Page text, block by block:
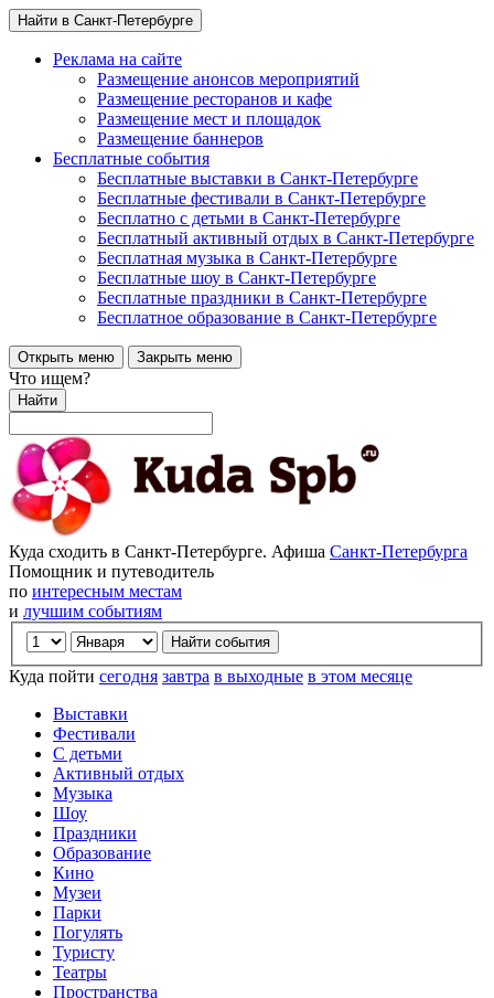
Найти в Санкт-Петербурге
Реклама на сайте
Размещение анонсов мероприятий
Размещение ресторанов и кафе
Размещение мест и площадок
Размещение баннеров
Бесплатные события
Бесплатные выставки в Санкт-Петербурге
Бесплатные фестивали в Санкт-Петербурге
Бесплатно с детьми в Санкт-Петербурге
Бесплатный активный отдых в Санкт-Петербурге
Бесплатная музыка в Санкт-Петербурге
Бесплатные шоу в Санкт-Петербурге
Бесплатные праздники в Санкт-Петербурге
Бесплатное образование в Санкт-Петербурге
Открыть меню Закрыть меню
Что ищем?
Найти
Куда сходить в Санкт-Петербурге. Афиша Санкт-Петербурга
Помощник и путеводитель
по интересным местам
и лучшим событиям
Куда пойти сегодня завтра в выходные в этом месяце
Выставки
Фестивали
С детьми
Активный отдых
Музыка
Шоу
Праздники
Образование
Кино
Музеи
Парки
Погулять
Туристу
Театры
Пространства